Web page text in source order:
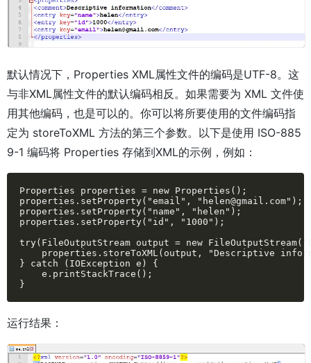
默认情况下，Properties XML属性文件的编码是UTF-8。这
与非XML属性文件的默认编码相反。如果需要为 XML 文件使
用其他编码，也是可以的。你可以将所要使用的文件编码指
定为 storeToXML 方法的第三个参数。以下是使用 ISO-885
9-1 编码将 Properties 存储到XML的示例，例如：
Properties properties = new Properties();
properties.setProperty("email", "helen@gmail.com");
properties.setProperty("name", "helen");
properties.setProperty("id", "1000");
try(FileOutputStream output = new
properties.storeToXML(output, "Descriptive
} catch (IOException e) {
e.printStackTrace();
}
运行结果：